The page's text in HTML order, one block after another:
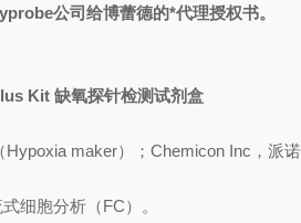
公司给博蕾德的*代理授权书。
Kit 缺氧探针检测试剂盒
Hypoxia maker）；Chemicon Inc，派
细胞分析（FC）。